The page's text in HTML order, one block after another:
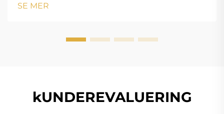
!important; font-v...
SE MER
kUNDEREVALUERING